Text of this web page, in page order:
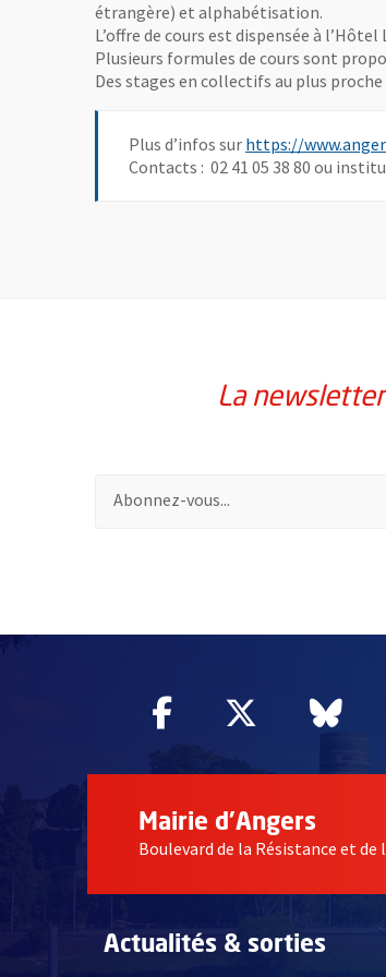
étrangère) et alphabétisation.
L’offre de cours est dispensée à
Plusieurs formules de cours sont
Des stages en collectifs au plus
Plus d’infos sur https://
Contacts : 02 41 05 38 80 ou
La
Pour vous inscrire à la lettre
Facebook
, Ouvre une
Twitter
, Ouvre
,
Mairie d'Angers
Boulevard de la Résistance et de
Actualités & sorties